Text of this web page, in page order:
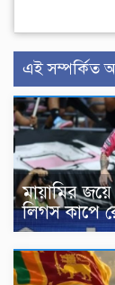
এই সম্পর্কিত
মায়ামির
লিগস কাপে